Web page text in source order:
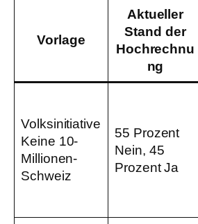
Vorlage
Aktueller
Stand der
Hochrechnu
ng
Volksinitiative
Keine 10-
Millionen-
Schweiz
55 Prozent
Nein, 45
Prozent Ja